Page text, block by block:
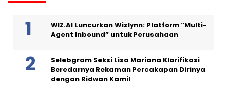
WIZ.AI Luncurkan Wizlynn: Platform “Multi-
Agent Inbound” untuk Perusahaan
Selebgram Seksi Lisa Mariana Klarifikasi
Beredarnya Rekaman Percakapan Dirinya
dengan Ridwan Kamil